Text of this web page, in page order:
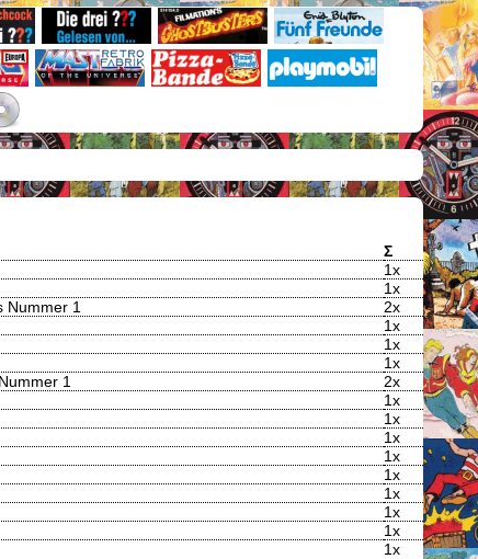
Σ
1x
1x
Nummer 1
2x
1x
1x
1x
1
2x
1x
1x
1x
1x
1x
1x
1x
1x
1x